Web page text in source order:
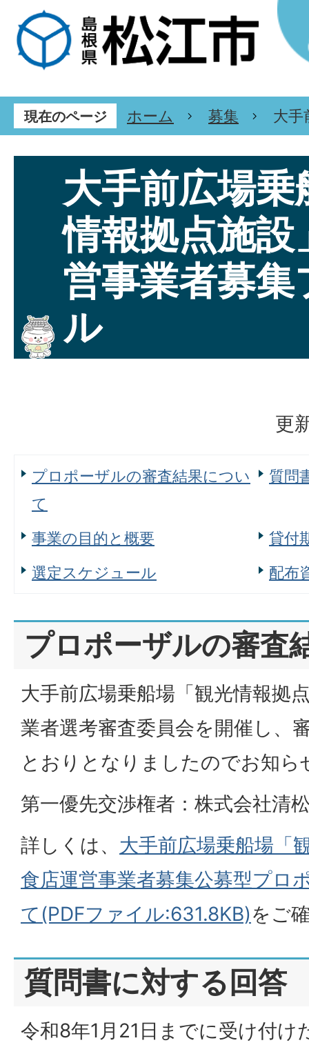
現在のページ ホーム 募集 大手
大手前広場乗
情報拠点施設
営事業者募
ル
更
プロポーザルの審査結果につい
て
質問
事業の目的と概要
貸付
選定スケジュール
配布
プロポーザルの審査
大手前広場乗船場「観光情報拠
業者選考審査委員会を開催し、
とおりとなりましたのでお知ら
第一優先交渉権者：株式会社清
詳しくは、 大手前広場乗船場「
食店運営事業者募集公募型プロ
て(PDFファイル:631.8KB)をご
質問書に対する回答
令和8年1月21日までに受け付け